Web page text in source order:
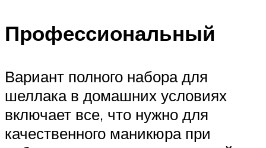
Профессиональный
Вариант полного набора для
шеллака в домашних условиях
включает все, что нужно для
качественного маникюра при